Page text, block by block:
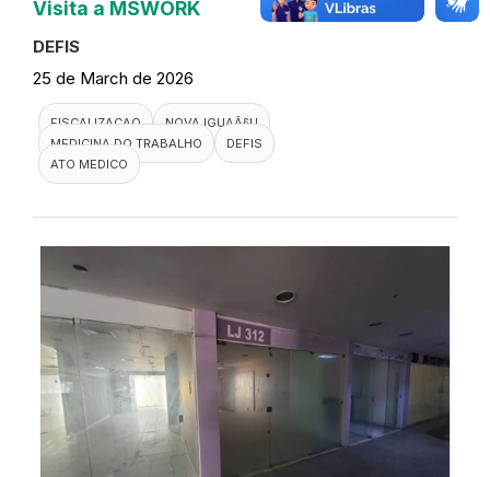
Visita a MSWORK
DEFIS
25 de March de 2026
FISCALIZACAO
NOVA IGUAÃ§U
MEDICINA DO TRABALHO
DEFIS
ATO MEDICO